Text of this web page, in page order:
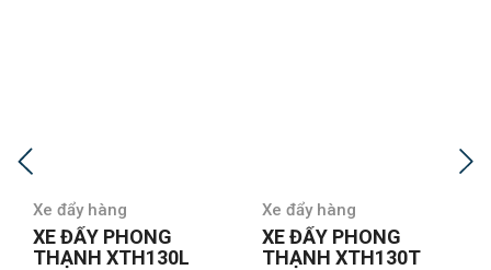
Xe đẩy hàng
XE ĐẨY PHONG
THẠNH XTH130T
Xe đẩy hàng
XE ĐẨY PRESTAR NG-
401-8